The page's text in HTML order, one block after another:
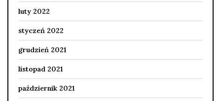
luty 2022
styczeń 2022
grudzień 2021
listopad 2021
październik 2021